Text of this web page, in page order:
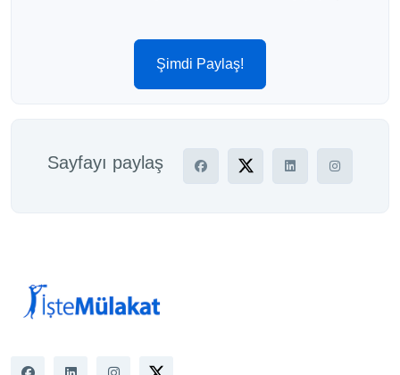
Şimdi Paylaş!
Sayfayı paylaş